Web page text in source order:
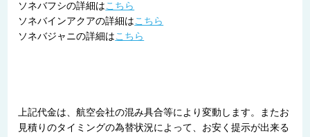
ソネバフシの詳細はこちら
ソネバインアクアの詳細はこちら
ソネバジャニの詳細はこちら
上記代金は、航空会社の混み具合等により変動します。またお
見積りのタイミングの為替状況によって、お安く提示が出来る